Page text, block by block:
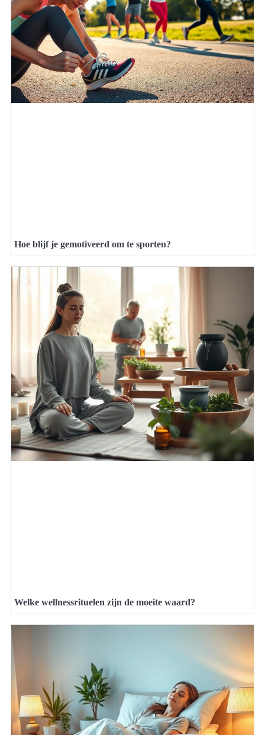
Hoe blijf je gemotiveerd om te sporten?
Welke wellnessrituelen zijn de moeite waard?